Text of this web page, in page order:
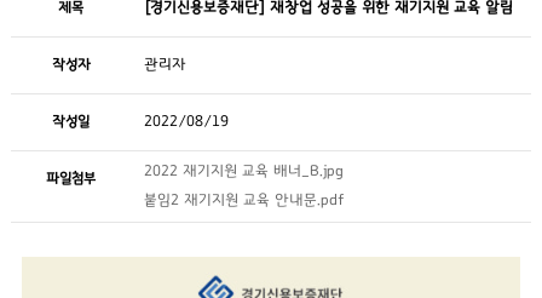
제목 [경기신용보증재단] 재창업 성공을 위한 재기지원 교육 알림
작성자 관리자
작성일 2022/08/19
파일첨부
2022 재기지원 교육 배너_B.jpg
붙임2 재기지원 교육 안내문.pdf